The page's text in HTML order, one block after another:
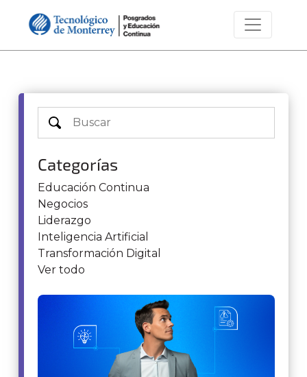
Categorías
Educación Continua
Negocios
Liderazgo
Inteligencia Artificial
Transformación Digital
Ver todo